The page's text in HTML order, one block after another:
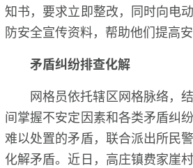
知书，要求立即整改，同时向电
防安全宣传资料，帮助他们提高安
矛盾纠纷排查化解
网格员依托辖区网格脉络，
间掌握不安定因素和各类矛盾纠
难以处置的矛盾，联合派出所民
化解矛盾。近日，高庄镇费家崖